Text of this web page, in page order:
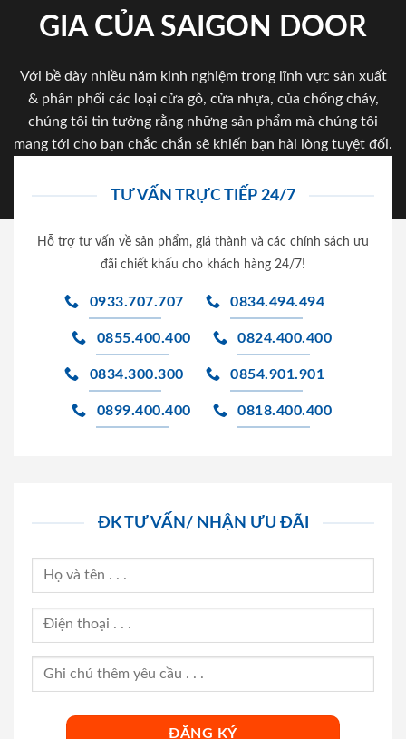
GIA CỦA SAIGON DOOR
Với bề dày nhiều năm kinh nghiệm trong lĩnh vực sản xuất
& phân phối các loại cửa gỗ, cửa nhựa, của chống cháy,
chúng tôi tin tưởng rằng những sản phẩm mà chúng tôi
mang tới cho bạn chắc chắn sẽ khiến bạn hài lòng tuyệt đối.
TƯ VẤN TRỰC TIẾP 24/7
Hỗ trợ tư vấn về sản phẩm, giá thành và các chính sách ưu
đãi chiết khấu cho khách hàng 24/7!
0933.707.707 0834.494.494
0855.400.400 0824.400.400
0834.300.300 0854.901.901
0899.400.400 0818.400.400
ĐK TƯ VẤN/ NHẬN ƯU ĐÃI